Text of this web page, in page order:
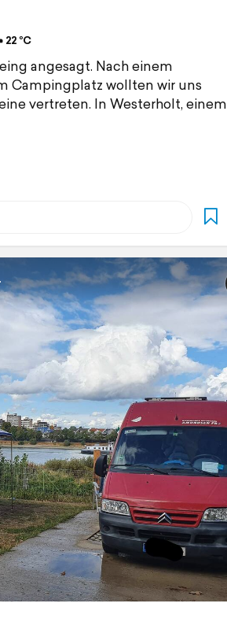
°C
angesagt. Nach einem
Campingplatz wollten wir uns
vertreten. In Westerholt, einem